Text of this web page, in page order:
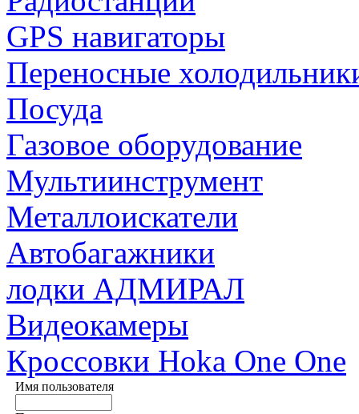
GPS навигаторы
Переносные
Посуда
Газовое оборудование
Мультиинструмент
Металлоискатели
Автобагажники
лодки АДМИРАЛ
Видеокамеры
Кроссовки Hoka One One
Имя пользователя